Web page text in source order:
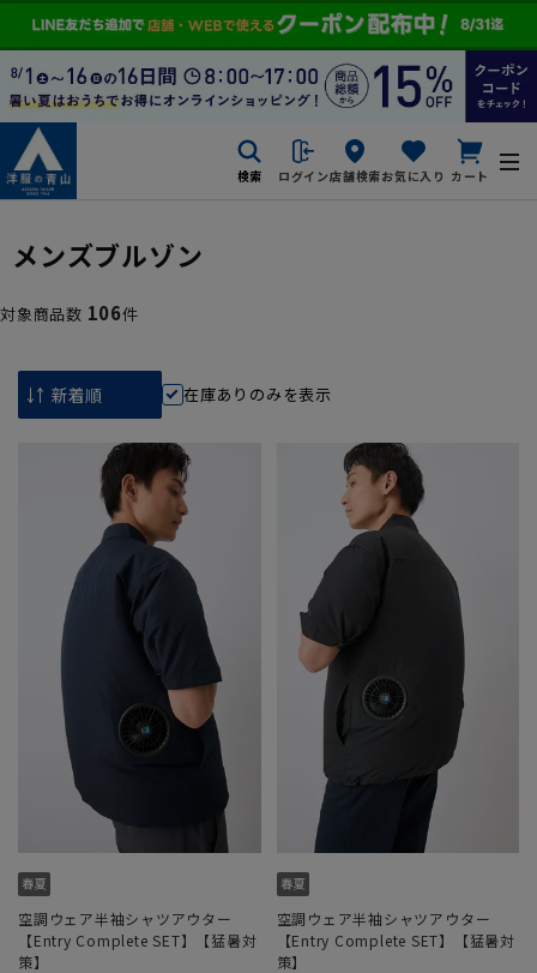
検索 ログイン店舗検索お気に入り カート
メンズブルゾン
対象商品数 106件
在庫ありのみを表示
空調ウェア半袖シャツアウター
【Entry Complete SET】【猛暑対
策】
空調ウェア半袖シャツアウター
【Entry Complete SET】【猛暑対
策】